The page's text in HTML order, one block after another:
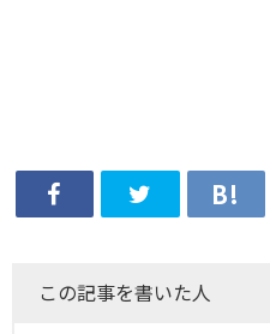
この記事を書いた人